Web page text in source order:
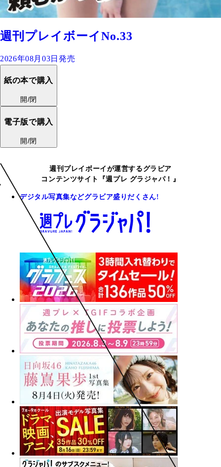
週刊プレイボーイNo.33
2026年08月03日発売
紙の本で購入
開/閉
電子版で購入
開/閉
週刊プレイボーイが運営するグラビア
コンテンツサイト『週プレ グラジャパ！』
デジタル写真集などグラビア盛りだくさん!